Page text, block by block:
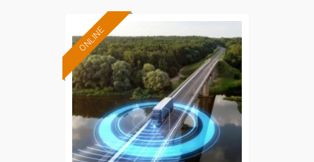
ONLINE
Formación 100%
subvencionada.
Para desempleados,
trabajadores y autónomos.
Sector
-Transporte y Logística.